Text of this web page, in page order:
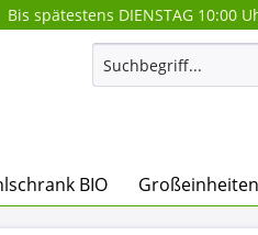
Bis spätestens DIENSTAG 10:00
BIO